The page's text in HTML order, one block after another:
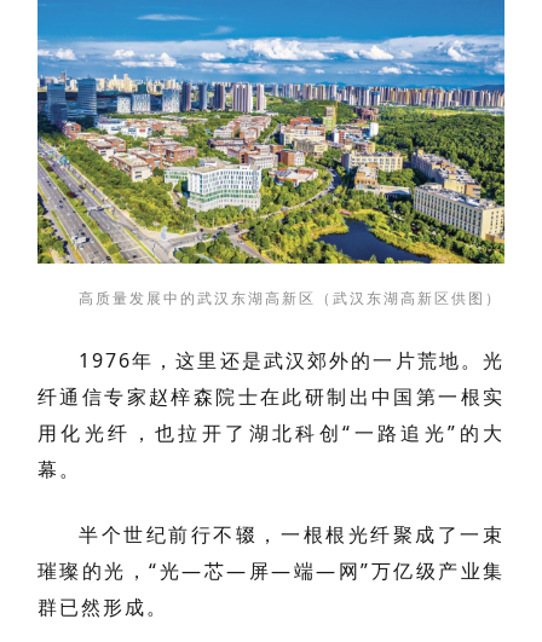
高质量发展中的武汉东湖高新区（武汉东湖高新区供图）
1976年，这里还是武汉郊外的一片荒地。光
纤通信专家赵梓森院士在此研制出中国第一根实
用化光纤，也拉开了湖北科创“一路追光”的大
幕。
半个世纪前行不辍，一根根光纤聚成了一束
璀璨的光，“光—芯—屏—端—网”万亿级产业集
群已然形成。